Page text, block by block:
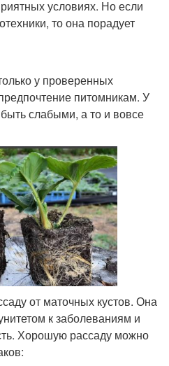
условиях. Но если
то она порадует
у проверенных
питомникам. У
слабыми, а то и вовсе
от маточных кустов. Она
к заболеваниям и
Хорошую рассаду можно